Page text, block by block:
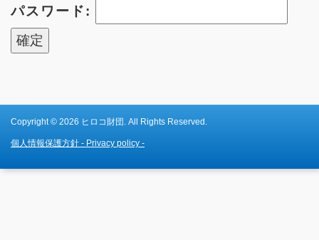
パスワード:
Copyright © 2026 ヒロコ財団. All Rights Reserved.
個人情報保護方針 - Privacy policy -